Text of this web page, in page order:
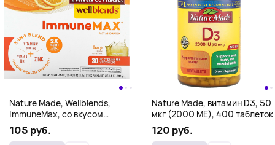
Nature Made, Wellblends,
ImmuneMax, со вкусом
апельсина, 30 пакетиков по
11,3 г (0,39 унции)
105 руб.
Nature Made, витамин D3, 50
мкг (2000 МЕ), 400 таблеток
120 руб.